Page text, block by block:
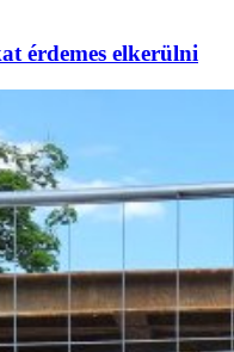
érdemes elkerülni